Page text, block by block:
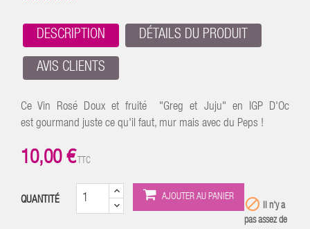
DESCRIPTION DÉTAILS DU PRODUIT
AVIS CLIENTS
Ce Vin Rosé Doux et fruité "Greg et Juju" en IGP D'Oc
est gourmand juste ce qu'il faut, mur mais avec du Peps !
10,00 € TTC
QUANTITÉ AJOUTER AU PANIER  Il n'y a
pas assez de